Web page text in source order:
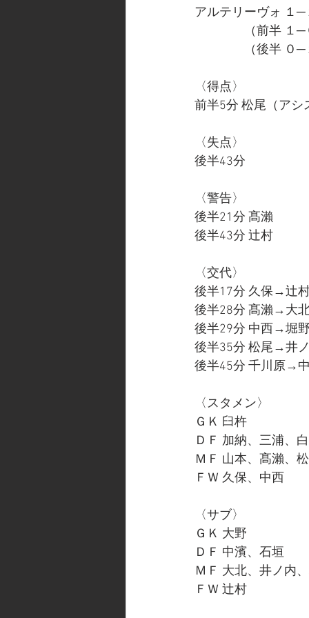
アルテリーヴォ １
（前半 １─
（後半 ０─
〈得点〉
前半5分 松尾（アシ
〈失点〉
後半43分
〈警告〉
後半21分 髙瀨
後半43分 辻村
〈交代〉
後半17分 久保→辻
後半28分 髙瀨→大
後半29分 中西→堀
後半35分 松尾→井
後半45分 千川原→
〈スタメン〉
ＧＫ 臼杵
ＤＦ 加納、三浦、
ＭＦ 山本、髙瀨、
ＦＷ 久保、中西
〈サブ〉
ＧＫ 大野
ＤＦ 中濱、石垣
ＭＦ 大北、井ノ内
ＦＷ 辻村